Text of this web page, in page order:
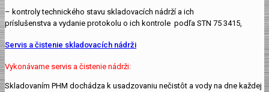
– kontroly technického stavu skladovacích nádrží a ich
príslušenstva a vydanie protokolu o ich kontrole podľa STN 75 3415,
Servis a čistenie skladovacích nádrži
Vykonávame servis a čistenie nádrži:
Skladovaním PHM dochádza k usadzovaniu nečistôt a vody na dne každej